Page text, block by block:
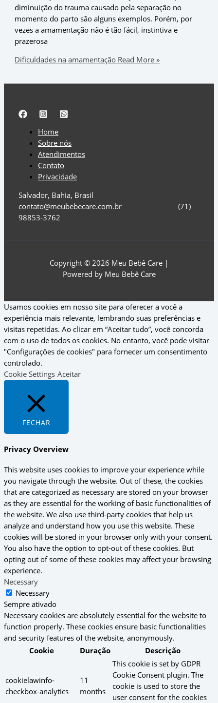
diminuição do trauma causado pela separação no
momento do parto são alguns exemplos. Porém, por
vezes a amamentação não é tão fácil, instintiva e
prazerosa
Dificuldades na amamentação Read More »
Home
Sobre nós
Atendimentos
Contato
Privacidade
Salvador, Bahia, Brasil
contato@meubebecare.com.br (71)
98853-3762
Copyright © 2026 Meu Bebê Care |
Powered by Meu Bebê Care
Usamos cookies em nosso site para oferecer a você a
experiência mais relevante, lembrando suas preferências e
visitas repetidas. Ao clicar em “Aceitar tudo”, você concorda
com o uso de todos os cookies. No entanto, você pode visitar
"Configurações de cookies" para fornecer um consentimento
controlado.
Cookie Settings Aceitar
FECHAR
Privacy Overview
This website uses cookies to improve your experience while
you navigate through the website. Out of these, the cookies
that are categorized as necessary are stored on your browser
as they are essential for the working of basic functionalities of
the website. We also use third-party cookies that help us
analyze and understand how you use this website. These
cookies will be stored in your browser only with your consent.
You also have the option to opt-out of these cookies. But
opting out of some of these cookies may affect your browsing
experience.
Necessary
Necessary
Sempre ativado
Necessary cookies are absolutely essential for the website to
function properly. These cookies ensure basic functionalities
and security features of the website, anonymously.
Cookie
Duração Descrição
cookielawinfo-
checkbox-analytics
11
months
This cookie is set by GDPR
Cookie Consent plugin. The
cookie is used to store the
user consent for the cookies